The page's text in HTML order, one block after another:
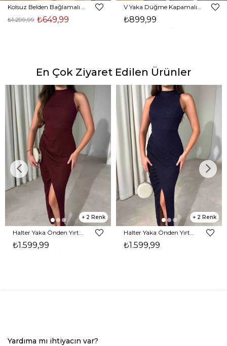
₺649,99
₺1.299,99 ₺899,99
En Çok Ziyaret Edilen Ürünler
2
₺1.599,99
2
₺1.599,99
Yardıma mı ihtiyacın var?